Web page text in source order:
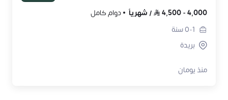
4,000
-
4,500
/ شهرياً
دوام كامل
0-1سنة
بريدة
منذ يومان